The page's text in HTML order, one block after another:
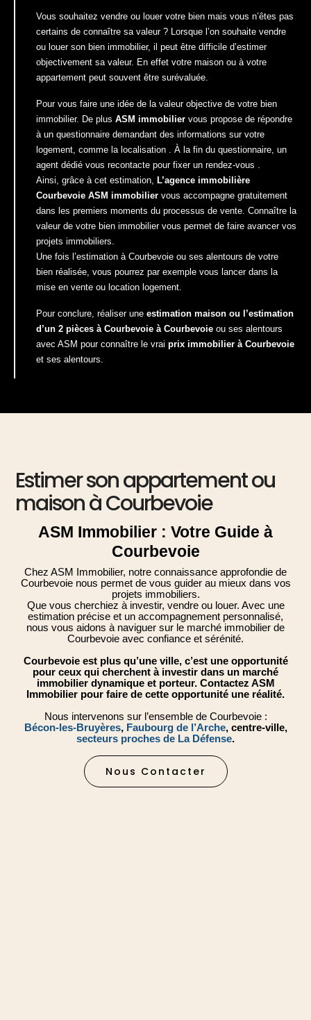
Vous souhaitez vendre ou louer votre bien mais vous n’êtes pas
certains de connaître sa valeur ? Lorsque l’on souhaite vendre
ou louer son bien immobilier, il peut être difficile d’estimer
objectivement sa valeur. En effet votre maison ou à votre
appartement peut souvent être surévaluée.
Pour vous faire une idée de la valeur objective de votre bien
immobilier. De plus ASM immobilier vous propose de répondre
à un questionnaire demandant des informations sur votre
logement, comme la localisation . À la fin du questionnaire, un
agent dédié vous recontacte pour fixer un rendez-vous .
Ainsi, grâce à cet estimation,
L’agence immobilière
Courbevoie ASM immobilier vous accompagne gratuitement
dans les premiers moments du processus de vente. Connaître la
valeur de votre bien immobilier vous permet de faire avancer vos
projets immobiliers.
Une fois l’estimation à Courbevoie ou ses alentours de votre
bien réalisée, vous pourrez par exemple vous lancer dans la
mise en vente ou location logement.
Pour conclure, réaliser une estimation maison ou l’estimation
d’un 2 pièces à Courbevoie à Courbevoie ou ses alentours
avec ASM pour connaître le vrai prix immobilier à Courbevoie
et ses alentours.
Estimer son appartement ou
maison à Courbevoie​
ASM Immobilier : Votre Guide à
Courbevoie
Chez ASM Immobilier, notre connaissance approfondie de
Courbevoie nous permet de vous guider au mieux dans vos
projets immobiliers.
Que vous cherchiez à investir, vendre ou louer. Avec une
estimation précise et un accompagnement personnalisé,
nous vous aidons à naviguer sur le marché immobilier de
Courbevoie avec confiance et sérénité.
Courbevoie est plus qu’une ville, c’est une opportunité
pour ceux qui cherchent à investir dans un marché
immobilier dynamique et porteur. Contactez ASM
Immobilier pour faire de cette opportunité une réalité.
Nous intervenons sur l’ensemble de Courbevoie :
Bécon-les-Bruyères, Faubourg de l’Arche, centre-ville,
secteurs proches de La Défense.
Nous Contacter